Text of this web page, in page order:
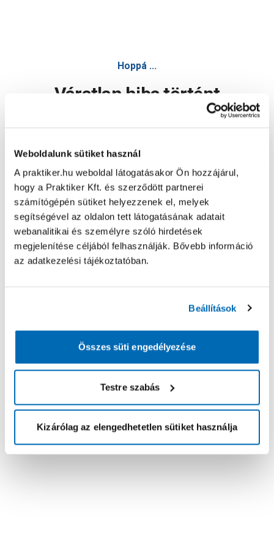
Weboldalunk sütiket használ
A praktiker.hu weboldal látogatásakor Ön hozzájárul,
hogy a Praktiker Kft. és szerződött partnerei
számítógépén sütiket helyezzenek el, melyek
segítségével az oldalon tett látogatásának adatait
webanalitikai és személyre szóló hirdetések
megjelenítése céljából felhasználják. Bővebb információ
az adatkezelési tájékoztatóban.
Beállítások
Összes süti engedélyezése
Testre szabás
Kizárólag az elengedhetetlen sütiket használja
Hoppá ...
Váratlan hiba történt
Oldal újratöltése